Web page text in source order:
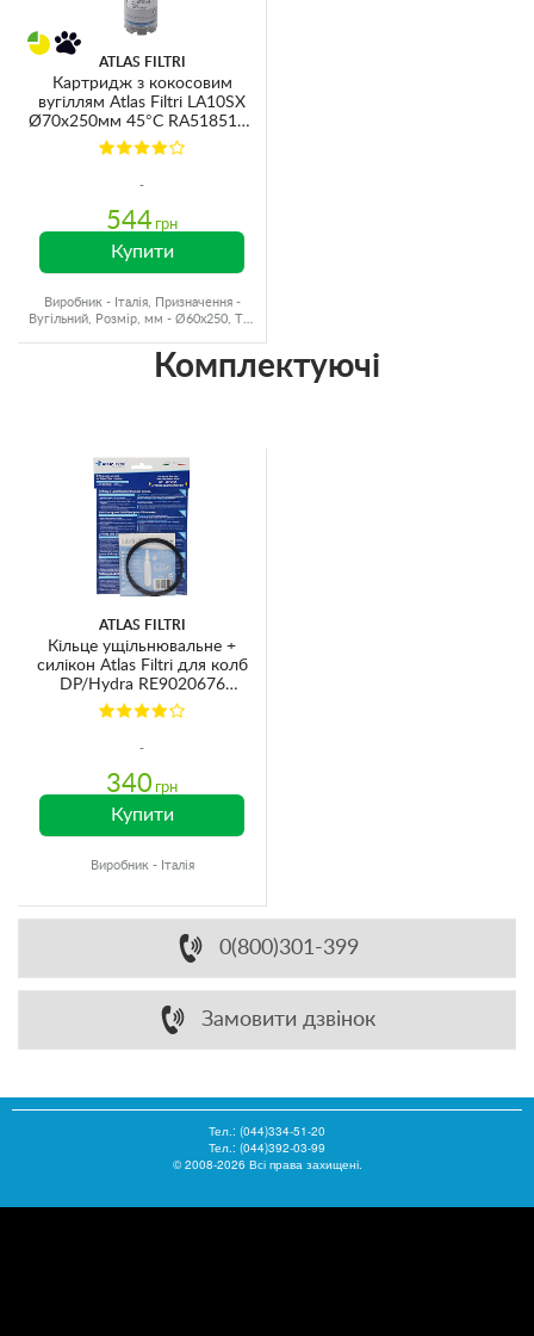
ATLAS FILTRI
Картридж з кокосовим
вугіллям Atlas Filtri LA10SX
Ø70x250мм 45°C RA5185125
(очищення від хлору та
органічних забруднень)
544 грн
Купити
Виробник - Італія, Призначення -
Вугільний, Розмір, мм - Ø60x250, Тип
Комплектуючі
ATLAS FILTRI
Кільце ущільнювальне +
силікон Atlas Filtri для колб
DP/Hydra RE9020676
Ø84х3.5мм
340 грн
Купити
Виробник - Італія
0(800)301-399
Замовити дзвінок
Тел.: (044)334-51-20
Тел.: (044)392-03-99
© 2008-2026 Всі права захищені.